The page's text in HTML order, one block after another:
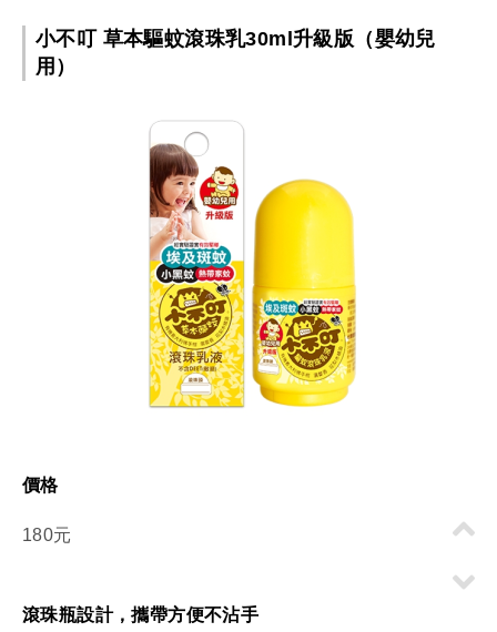
小不叮 草本驅蚊滾珠乳30ml升級版（嬰幼兒
用）
價格
180元
滾珠瓶設計，攜帶方便不沾手